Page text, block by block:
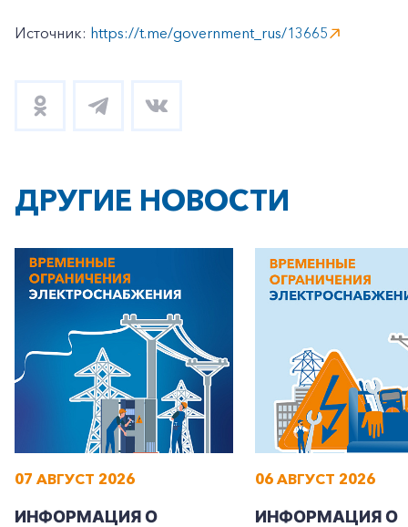
Источник: https://t.me/government_rus/13665
ДРУГИЕ НОВОСТИ
07 АВГУСТ 2026
ИНФОРМАЦИЯ О
06 АВГУСТ 2026
ИНФОРМАЦИЯ О